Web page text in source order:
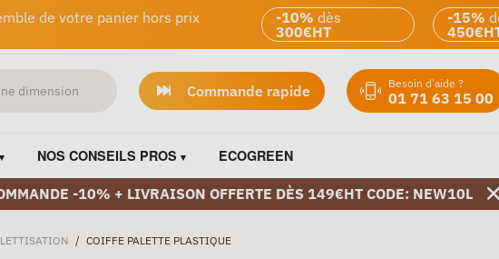
de votre panier hors prix
-10% dès
300€HT
-15%
Commande rapide Besoin d'aide ?
01 71 63 15 00
NOS CONSEILS PROS ECOGREEN
-10% + LIVRAISON OFFERTE DÈS 149€HT CODE: NEW10L
/ COIFFE PALETTE PLASTIQUE